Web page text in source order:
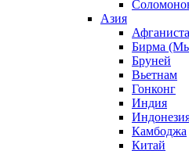
Азия
Бирма
Бруней
Вьетнам
Гонконг
Индия
Камбоджа
Китай